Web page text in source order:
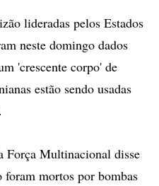
lideradas pelos Estados
neste domingo dados
'crescente corpo' de
estão sendo usadas
Força Multinacional disse
foram mortos por bombas